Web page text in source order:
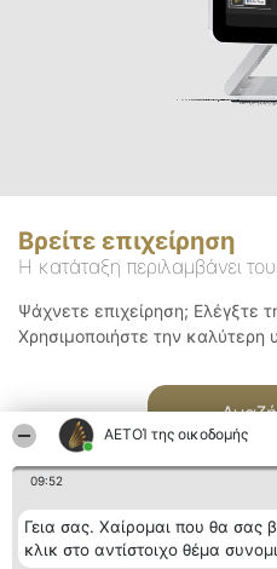
ΑΕΤΟΊ της οικοδομής
09:52
Γεια σας. Χαίρομαι που θα σας
κλικ στο αντίστοιχο θέμα
Βρείτε επιχείρηση
Η κατάταξη περιλαμβάνει
Ψάχνετε επιχείρηση; Ελέγξτε
Χρησιμοποιήστε την καλύτερη